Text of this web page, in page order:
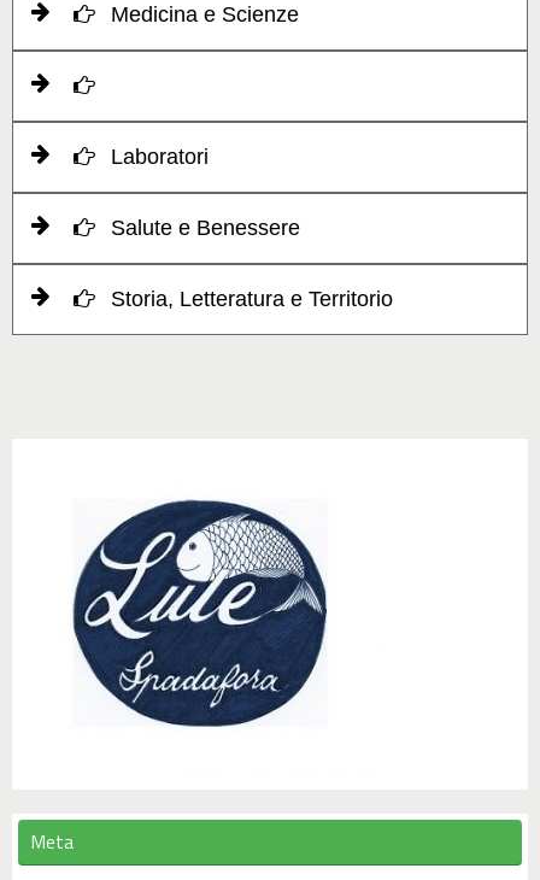
Medicina e Scienze
Laboratori
Salute e Benessere
Storia, Letteratura e Territorio
Meta